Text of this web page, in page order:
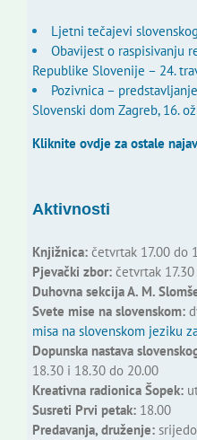
Ljetni tečajevi
Obavijest o raspisivanju
Republike Slovenije – 24.
Pozivnica –
Slovenski dom Zagreb, 16.
Kliknite ovdje za ostale
Aktivnosti
Knjižnica:četvrtak 17.00 do
Pjevački zbor:četvrtak 17.30
Duhovna sekcija A. M.
Svete mise na slovenskom:
misa na slovenskom jeziku
Dopunska nastava
18.30 i 18.30 do 20.00
Kreativna radionica Šopek:
Susreti Prvi petak:18.00
Predavanja, druženje: